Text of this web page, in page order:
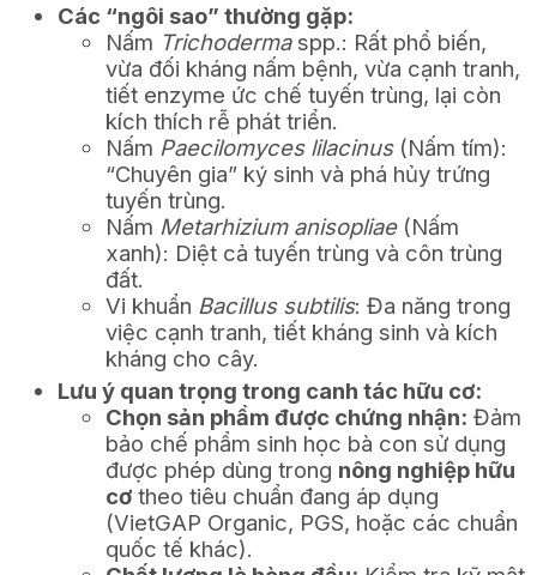
Các “ngôi sao” thường gặp:
Nấm Trichodermaspp.: Rất phổ biến,
vừa đối kháng nấm bệnh, vừa cạnh tranh,
tiết enzyme ức chế tuyến trùng, lại còn
kích thích rễ phát triển.
Nấm Paecilomyces lilacinus(Nấm tím):
“Chuyên gia” ký sinh và phá hủy trứng
tuyến trùng.
Nấm Metarhizium anisopliae(Nấm
xanh): Diệt cả tuyến trùng và côn trùng
đất.
Vi khuẩn Bacillus subtilis: Đa năng trong
việc cạnh tranh, tiết kháng sinh và kích
kháng cho cây.
Lưu ý quan trọng trong canh tác hữu cơ:
Chọn sản phẩm được chứng nhận: Đảm
bảo chế phẩm sinh học bà con sử dụng
được phép dùng trong nông nghiệp hữu
cơ theo tiêu chuẩn đang áp dụng
(VietGAP Organic, PGS, hoặc các chuẩn
quốc tế khác).